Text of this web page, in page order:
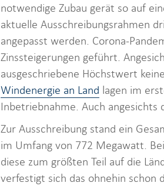
notwendige Zubau gerät so auf
aktuelle Ausschreibungsrahmen
angepasst werden. Corona-
Zinssteigerungen geführt.
ausgeschriebene Höchstwert
Windenergie an Land lagen im
Inbetriebnahme. Auch angesichts
Zur Ausschreibung stand ein
im Umfang von 772 Megawatt.
diese zum größten Teil auf die
verfestigt sich das ohnehin schon